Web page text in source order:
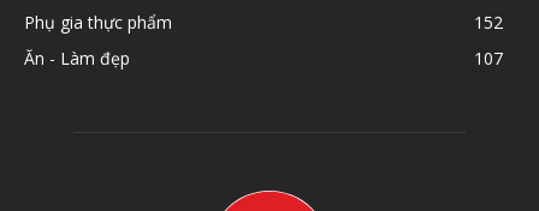
Phụ gia thực phẩm
152
Ăn - Làm đẹp
107